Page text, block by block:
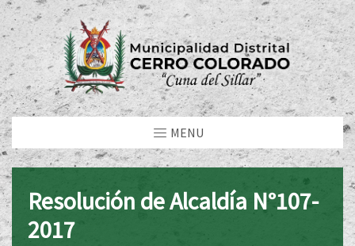
MENU
Resolución de Alcaldía N°107-
2017